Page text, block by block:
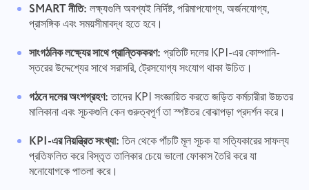
SMART নীতি: লক্ষ্যগুলি অবশ্যই নির্দিষ্ট, পরিমাপযোগ্য, অর্জনযোগ্য,
প্রাসঙ্গিক এবং সময়সীমাবদ্ধ হতে হবে।
সাংগঠনিক লক্ষ্যের সাথে প্রান্তিককরণ: প্রতিটি দলের KPI-এর কোম্পানি-
স্তরের উদ্দেশ্যের সাথে সরাসরি, ট্রেসযোগ্য সংযোগ থাকা উচিত।
গঠনে দলের অংশগ্রহণ:তাদের KPI সংজ্ঞায়িত করতে জড়িত কর্মচারীরা উচ্চতর
মালিকানা এবং সূচকগুলি কেন গুরুত্বপূর্ণ তা স্পষ্টতর বোঝাপড়া প্রদর্শন করে।
KPI-এর নিয়ন্ত্রিত সংখ্যা: তিন থেকে পাঁচটি মূল সূচক যা সত্যিকারের সাফল্য
প্রতিফলিত করে বিস্তৃত তালিকার চেয়ে ভালো ফোকাস তৈরি করে যা
মনোযোগকে পাতলা করে।